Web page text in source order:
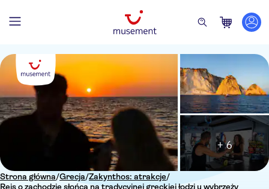
Strona główna/Grecja/Zakynthos: atrakcje/
Rejs o zachodzie słońca na tradycyjnej greckiej łodzi u wybrzeży
+ 6